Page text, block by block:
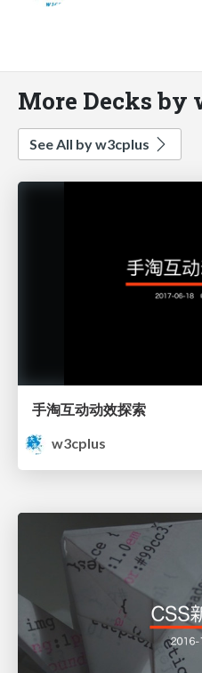
More Decks by
See All by w3cplus
手淘互动动效探索
w3cplus